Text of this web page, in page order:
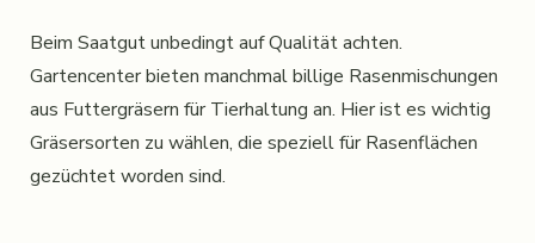
Beim Saatgut unbedingt auf Qualität achten.
Gartencenter bieten manchmal billige Rasenmischungen
aus Futtergräsern für Tierhaltung an. Hier ist es wichtig
Gräsersorten zu wählen, die speziell für Rasenflächen
gezüchtet worden sind.